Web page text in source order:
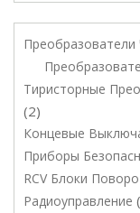
Преобразователи
Тиристорные
2
Концевые
Приборы
RCV Блоки
Радиоуправление